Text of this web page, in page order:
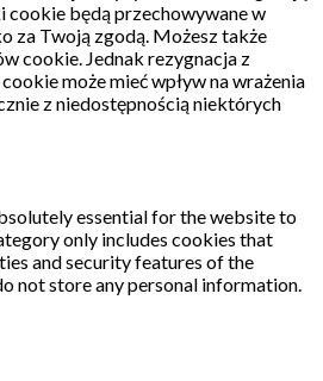
cookie będą przechowywane w
za Twoją zgodą. Możesz także
cookie. Jednak rezygnacja z
może mieć wpływ na wrażenia
z niedostępnością niektórych
essential for the website to
only includes cookies that
and security features of the
not store any personal information.